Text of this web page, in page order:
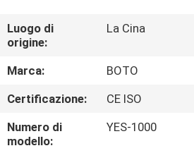
NOI
GIRO
DELLA
FABBRICA
Luogo di
origine:
La Cina
Marca:
BOTO
Certificazione:
CE ISO
Numero di
modello:
YES-1000